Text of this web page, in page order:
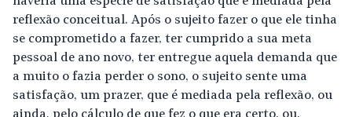
reflexão conceitual. Após o sujeito fazer o que ele tinha
se comprometido a fazer, ter cumprido a sua meta
pessoal de ano novo, ter entregue aquela demanda que
a muito o fazia perder o sono, o sujeito sente uma
satisfação, um prazer, que é mediada pela reflexão, ou